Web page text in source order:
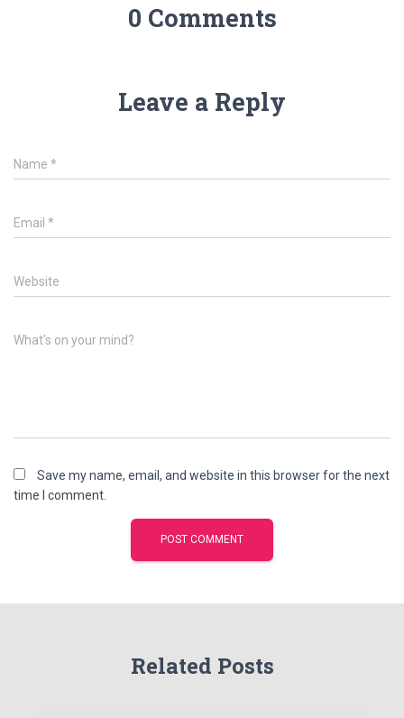
0 Comments
Leave a Reply
Name *
Email *
Website
What's on your mind?
Save my name, email, and website in this browser for the next
time I comment.
Related Posts